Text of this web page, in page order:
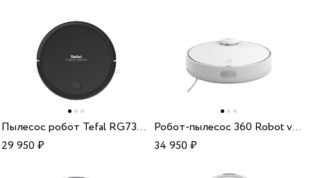
Пылесос робот Tefal RG7365WH
29 950₽
Робот-пылесос 360 Robot vacuum cleaner S9
34 950₽